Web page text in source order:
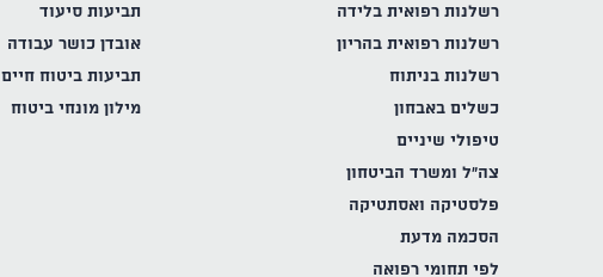
רשלנות רפואית בלידה
רשלנות רפואית בהריון
רשלנות בניתוח
כשלים באבחון
טיפולי שיניים
צה"ל ומשרד הביטחון
פלסטיקה ואסתטיקה
הסכמה מדעת
לפי תחומי רפואה
תביעות סיעוד
אובדן כושר עבודה
תביעות ביטוח חיים
מילון מונחי ביטוח